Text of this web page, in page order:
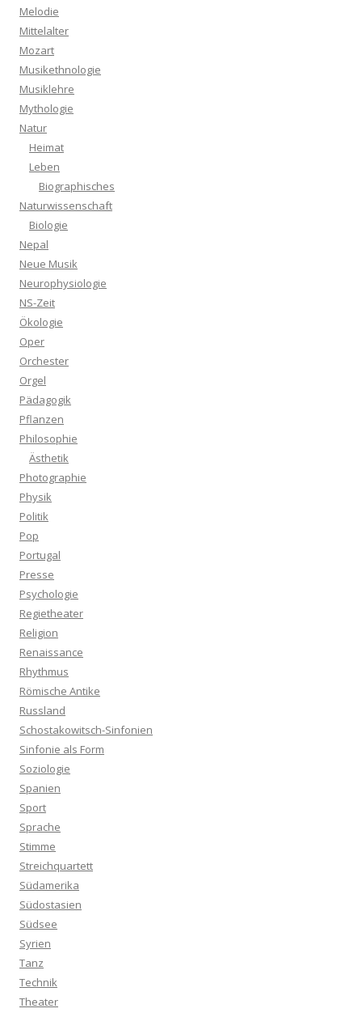
Melodie
Mittelalter
Mozart
Musikethnologie
Musiklehre
Mythologie
Natur
Heimat
Leben
Biographisches
Naturwissenschaft
Biologie
Nepal
Neue Musik
Neurophysiologie
NS-Zeit
Ökologie
Oper
Orchester
Orgel
Pädagogik
Pflanzen
Philosophie
Ästhetik
Photographie
Physik
Politik
Pop
Portugal
Presse
Psychologie
Regietheater
Religion
Renaissance
Rhythmus
Römische Antike
Russland
Schostakowitsch-Sinfonien
Sinfonie als Form
Soziologie
Spanien
Sport
Sprache
Stimme
Streichquartett
Südamerika
Südostasien
Südsee
Syrien
Tanz
Technik
Theater